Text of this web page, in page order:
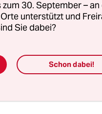
zum 30. September –
unterstützt und
Sie dabei?
Schon dabei!